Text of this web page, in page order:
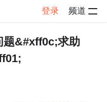
登录 频道
题&#xff0c;求助